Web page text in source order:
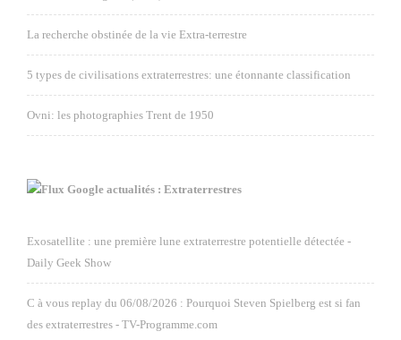
La recherche obstinée de la vie Extra-terrestre
5 types de civilisations extraterrestres: une étonnante classification
Ovni: les photographies Trent de 1950
Google actualités : Extraterrestres
Exosatellite : une première lune extraterrestre potentielle détectée -
Daily Geek Show
C à vous replay du 06/08/2026 : Pourquoi Steven Spielberg est si fan
des extraterrestres - TV-Programme.com